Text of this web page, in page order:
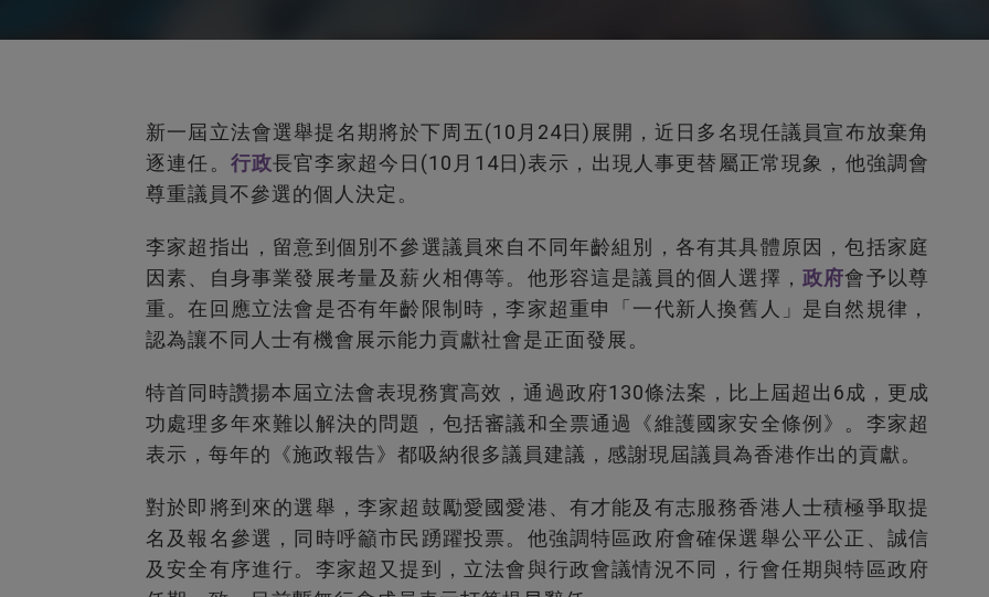
新一屆立法會選舉提名期將於下周五(10月24日)展開，近日多名現任議員宣布放棄角
逐連任。 行政長官李家超今日(10月14日)表示，出現人事更替屬正常現象，他強調會
尊重議員不參選的個人決定。
李家超指出，留意到個別不參選議員來自不同年齡組別，各有其具體原因，包括家庭
因素、自身事業發展考量及薪火相傳等。他形容這是議員的個人選擇，政府會予以尊
重。在回應立法會是否有年齡限制時，李家超重申「一代新人換舊人」是自然規律，
認為讓不同人士有機會展示能力貢獻社會是正面發展。
特首同時讚揚本屆立法會表現務實高效，通過政府130條法案，比上屆超出6成，更成
功處理多年來難以解決的問題，包括審議和全票通過《維護國家安全條例》。李家超
表示，每年的《施政報告》都吸納很多議員建議，感謝現屆議員為香港作出的貢獻。
對於即將到來的選舉，李家超鼓勵愛國愛港、有才能及有志服務香港人士積極爭取提
名及報名參選，同時呼籲市民踴躍投票。他強調特區政府會確保選舉公平公正、誠信
及安全有序進行。李家超又提到，立法會與行政會議情況不同，行會任期與特區政府